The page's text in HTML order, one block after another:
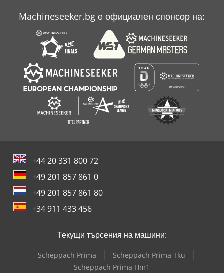
Machineseeker.bg е официален спонсор на:
+44 20 331 800 72
+49 201 857 861 0
+49 201 857 861 80
+34 911 433 456
Текущи търсения на машини:
Scheppach Prima
Scheppach Prima Tku
Scheppach Prima Hm1